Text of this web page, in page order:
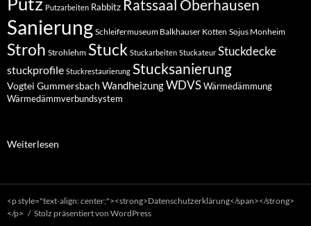
Putzarbeiten Rabbitz Ratssaal Oberhausen
Sanierung Schleifermuseum Balkhauser Kotten Sojus Monheim
Stroh Strohlehm Stuck Stuckarbeiten Stuckateur Stuckdecke
stuckprofile Stuckrestaurierung Stucksanierung
Vogtei Gummersbach WandheizungWDVSWärmedämmung
Wärmedämmverbundsystem
Weiterlesen
Perfekte
Oberputz-
<p style="text-align: center;"><strong>Datenschutzerklärung</span></strong>
</p>
Stolz präsentiert von WordPress